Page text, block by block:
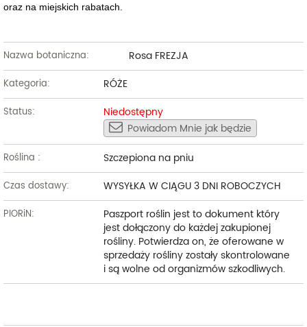
oraz na miejskich rabatach.
Nazwa botaniczna: Rosa FREZJA
Kategoria: RÓŻE
Status:
Niedostępny
Powiadom Mnie jak będzie
Roślina : Szczepiona na pniu
Czas dostawy: WYSYŁKA W CIĄGU 3 DNI ROBOCZYCH
PIORiN:
Paszport roślin jest to dokument który
jest dołączony do każdej zakupionej
rośliny. Potwierdza on, że oferowane w
sprzedaży rośliny zostały skontrolowane
i są wolne od organizmów szkodliwych.